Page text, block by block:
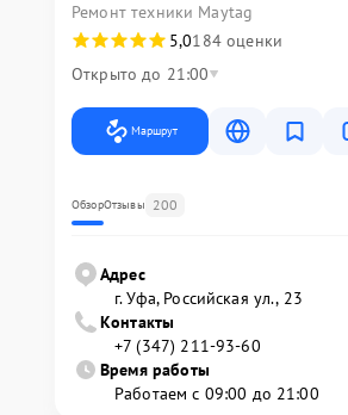
Ремонт техники Maytag
5,0184 оценки
Открыто до 21:00
Маршрут
ОбзорОтзывы 200
Адрес
г. Уфа, Российская ул., 23
Контакты
+7 (347) 211-93-60
Время работы
Работаем с 09:00 до 21:00